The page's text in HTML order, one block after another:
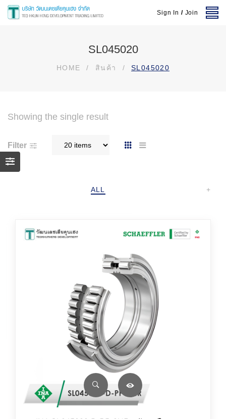
Sign In / Join
SL045020
HOME / สินค้า / SL045020
Showing the single result
Filter
ALL +